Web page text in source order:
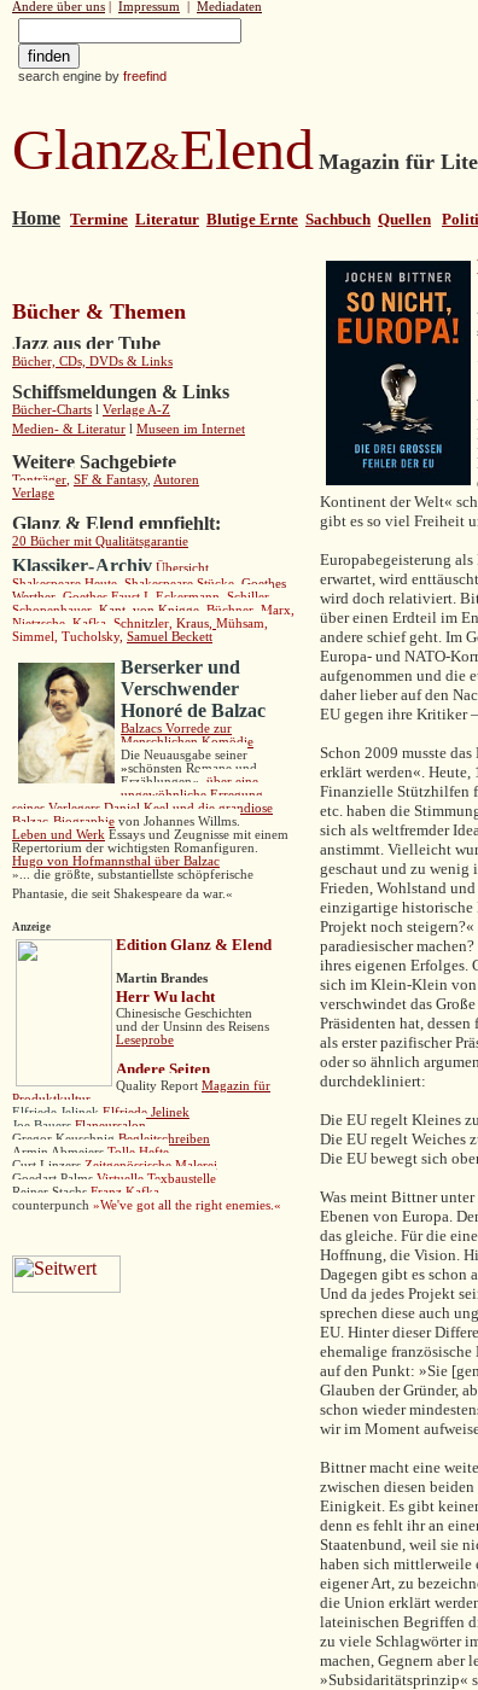
Andere über uns Impressum Mediadaten
search engine by freefind
Glanz&Elend Magazin für
Home Termine Literatur Blutige Ernte Sachbuch Quellen
Bücher & Themen
Jazz aus der Tube
Bücher, CDs, DVDs & Links
Schiffsmeldungen & Links
Bücher-Charts l Verlage A-Z
Medien- & Literatur l Museen im Internet
Weitere Sachgebiete
Tonträger SF & Fantasy Autoren
Verlage
Glanz & Elend empfiehlt:
20 Bücher mit Qualitätsgarantie
Klassiker-Archiv Übersicht
Shakespeare Heute Shakespeare Stücke Goethes
Werther, Goethes Faust I, Eckermann,
Schiller,
Schopenhauer, Kant, von Knigge, Büchner, Marx
Nietzsche, Kafka, Schnitzler Kraus Mühsam
Simmel
Tucholsky Samuel Beckett
Berserker und
Verschwender
Honoré de Balzac
Balzacs Vorrede zur
Menschlichen Komödie
Die Neuausgabe seiner
»schönsten Romane und
Erzählungen«
über eine
ungewöhnliche Erregung
seines Verlegers Daniel Keel und die grandiose
Balzac-Biographie von Johannes Willms.
Leben und Werk Essays und Zeugnisse mit einem
Repertorium der wichtigsten Romanfiguren.
Hugo von Hofmannsthal über Balzac
»... die größte, substantiellste schöpferische
Phantasie, die seit Shakespeare da war.«
Anzeige
Edition Glanz & Elend
Martin Brandes
Herr Wu lacht
Chinesische Geschichten
und der Unsinn des Reisens
Leseprobe
Andere Seiten
Quality Report Magazin für
Produktkultur
Elfriede Jelinek Elfriede Jelinek
Joe Bauers Flaneursalon
Gregor Keuschnig Begleitschreiben
Armin Abmeiers Tolle Hefte
Curt Linzers Zeitgenössische Malerei
Goedart Palms Virtuelle Texbaustelle
Reiner Stachs Franz Kafka
counterpunch »We've got all the right enemies.«
Kontinent der Welt«
gibt es so viel Freiheit
Europabegeisterung
erwartet, wird
wird doch relativiert.
über einen Erdteil im
andere schief geht. Im
Europa- und NATO-
aufgenommen und die
daher lieber auf den
EU gegen ihre Kritiker
Schon 2009 musste
erklärt werden«.
Finanzielle Stützhilfen
etc. haben die
sich als weltfremder
anstimmt. Vielleicht
geschaut und zu wenig
Frieden, Wohlstand
einzigartige historische
Projekt noch steigern?«
paradiesischer
ihres eigenen Erfolges.
sich im Klein-Klein
verschwindet das
Präsidenten hat,
als erster pazifischer
oder so ähnlich
durchdekliniert:
Die EU regelt Kleines
Die EU regelt Weiches
Die EU bewegt sich
Was meint Bittner
Ebenen von Europa.
das gleiche. Für die
Hoffnung, die Vision.
Dagegen gibt es schon
Und da jedes Projekt
sprechen diese auch
EU. Hinter dieser
ehemalige
auf den Punkt: »Sie
Glauben der Gründer,
schon wieder
wir im Moment
Bittner macht eine
zwischen diesen
Einigkeit. Es gibt
denn es fehlt ihr an
Staatenbund, weil sie
haben sich mittlerweile
eigener Art, zu
die Union erklärt
lateinischen Begriffen
zu viele Schlagwörter
machen, Gegnern aber
»Subsidaritätsprinzip«